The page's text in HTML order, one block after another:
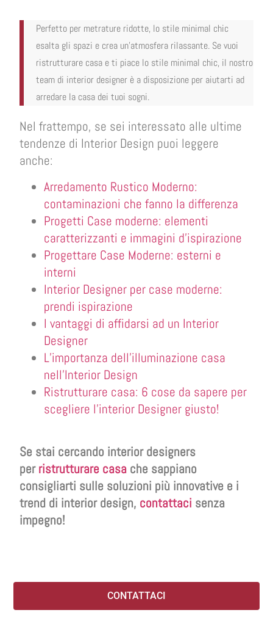
Perfetto per metrature ridotte, lo stile minimal chic
esalta gli spazi e crea un’atmosfera rilassante. Se vuoi
ristrutturare casa e ti piace lo stile minimal chic, il nostro
team di interior designer è a disposizione per aiutarti ad
arredare la casa dei tuoi sogni.
Nel frattempo, se sei interessato alle ultime
tendenze di Interior Design puoi leggere
anche:
Arredamento Rustico Moderno:
contaminazioni che fanno la differenza
Progetti Case moderne: elementi
caratterizzanti e immagini d’ispirazione
Progettare Case Moderne: esterni e
interni
Interior Designer per case moderne:
prendi ispirazione
I vantaggi di affidarsi ad un Interior
Designer
L’importanza dell’illuminazione casa
nell’Interior Design
Ristrutturare casa: 6 cose da sapere per
scegliere l’interior Designer giusto!
Se stai cercando interior designers
per ristrutturare casa che sappiano
consigliarti sulle soluzioni più innovative e i
trend di interior design, contattaci senza
impegno!
CONTATTACI